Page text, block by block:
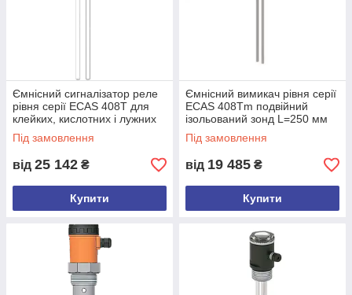
Ємнісний сигналізатор реле
рівня серії ECAS 408T для
клейких, кислотних і лужних
речовин до 150 °C
Під замовлення
від 25 142 ₴
Купити
Ємнісний вимикач рівня серії
ECAS 408Tm подвійний
ізольований зонд L=250 мм
для клейких, кислотних і
лужних речовин
Під замовлення
від 19 485 ₴
Купити